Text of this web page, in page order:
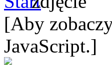
[Aby
JavaScript.]